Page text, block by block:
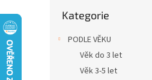
kategorie
Kategorie
PODLE VĚKU
Věk do 3 let
Věk 3-5 let